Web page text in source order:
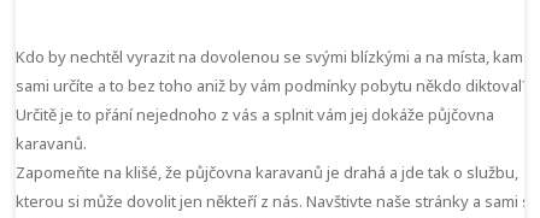
Kdo by nechtěl vyrazit na dovolenou se svými blízkými a na místa, kam si
sami určíte a to bez toho aniž by vám podmínky pobytu někdo diktoval?
Určitě je to přání nejednoho z vás a splnit vám jej dokáže půjčovna
karavanů.
Zapomeňte na klišé, žepůjčovna karavanů je drahá a jde tak o službu,
kterou si může dovolit jen někteří z nás. Navštivte naše stránky a sami si